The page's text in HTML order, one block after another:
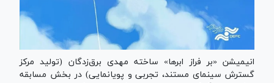
انیمیشن «بر فراز ابرها» ساخته مهدی برق‌زدگان (تولید مرکز
گسترش سینمای مستند، تجربی و پویانمایی) در بخش مسابقه